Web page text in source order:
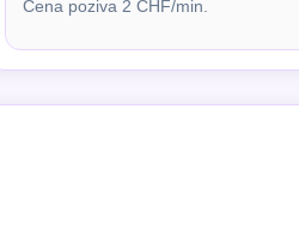
Cena poziva 2 CHF/min.